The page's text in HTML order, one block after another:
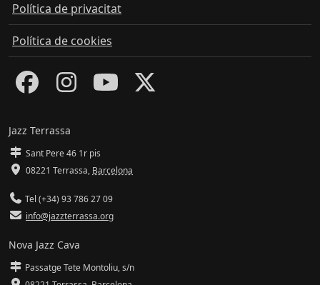
Política de privacitat
Política de cookies
Jazz Terrassa
Sant Pere 46 1r pis
08221 Terrassa, Barcelona
Tel (+34) 93 786 27 09
info@jazzterrassa.org
Nova Jazz Cava
Passatge Tete Montoliu, s/n